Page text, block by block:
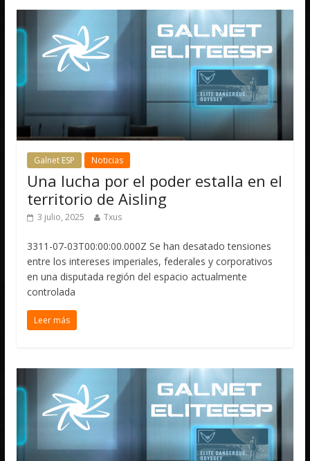
Galnet ESP Noticias
Una lucha por el poder estalla en el
territorio de Aisling
3 julio, 2025 Txus
3311-07-03T00:00:00.000Z Se han desatado tensiones
entre los intereses imperiales, federales y corporativos
en una disputada región del espacio actualmente
controlada
Leer más